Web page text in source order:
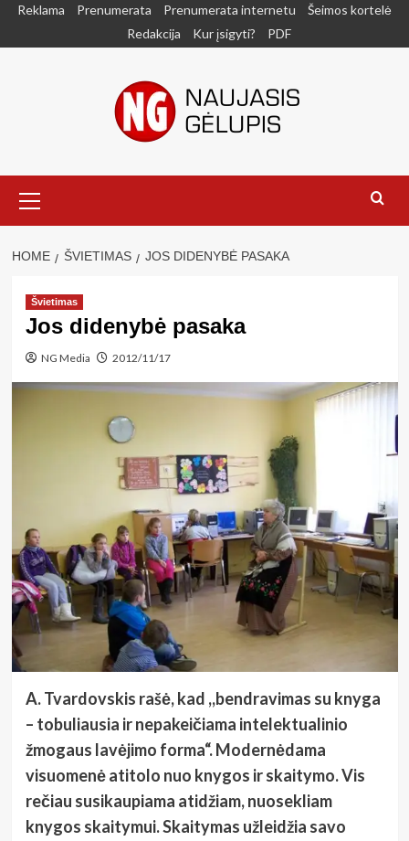
SkipReklama Prenumerata Prenumerata internetu
Šeimos kortelė
Redakcija
Kur įsigyti? PDF
Menu
HOME ŠVIETIMAS JOS DIDENYBĖ PASAKA
Švietimas
Jos didenybė pasaka
NG Media 2012/11/17
A. Tvardovskis rašė, kad ,,bendravimas su knyga
– tobuliausia ir nepakeičiama intelektualinio
žmogaus lavėjimo forma“. Modernėdama
visuomenė atitolo nuo knygos ir skaitymo. Vis
rečiau susikaupiama atidžiam, nuosekliam
knygos skaitymui. Skaitymas užleidžia savo